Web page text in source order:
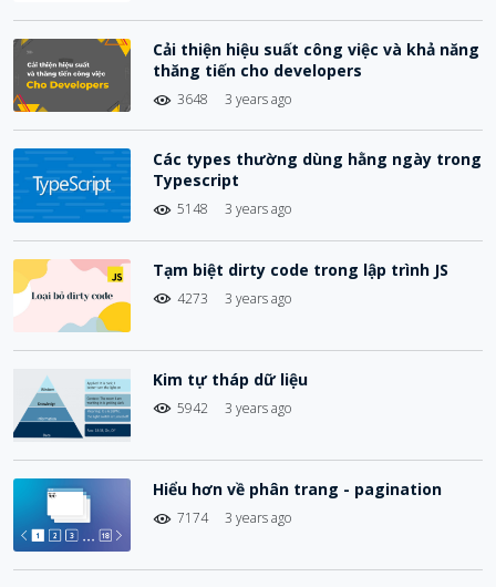
Cải thiện hiệu suất công việc và khả năng
thăng tiến cho developers
3648 3 years ago
Các types thường dùng hằng ngày trong
Typescript
5148 3 years ago
Tạm biệt dirty code trong lập trình JS
4273 3 years ago
Kim tự tháp dữ liệu
5942 3 years ago
Hiểu hơn về phân trang - pagination
7174 3 years ago